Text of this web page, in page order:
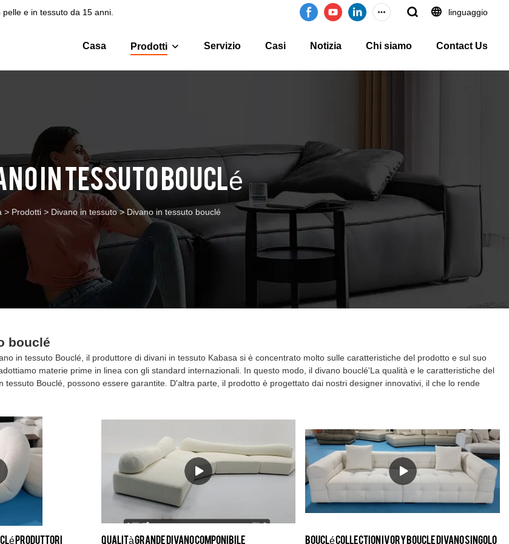
e in tessuto da 15 anni. linguaggio
Casa Prodotti Servizio Casi Notizia Chi siamo Contact Us
in tessuto bouclé
> Prodotti > Divano in tessuto > Divano in tessuto bouclé
bouclé
in tessuto Bouclé, il produttore di divani in tessuto Kabasa si è concentrato molto sulle caratteristiche del prodotto e sul suo
materie prime in linea con gli standard internazionali. In questo modo, il divano bouclé'La qualità e le caratteristiche del
tessuto Bouclé, possono essere garantite. D'altra parte, il prodotto è progettato dai nostri designer innovativi, il che lo rende
Produttori
Qualità Grande divano componibile
Bouclé collection Ivory Boucle divano singolo